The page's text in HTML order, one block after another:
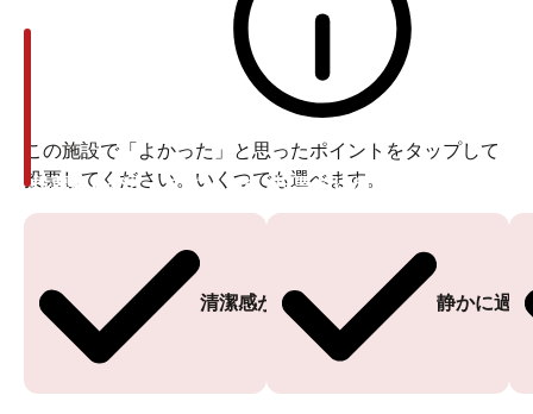
この施設で「よかった」と思ったポイントをタップして
投票してください。いくつでも選べます。
清潔感がある
投票ありがとうございます
静かに過
投票ありがとうございます